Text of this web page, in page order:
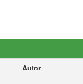
Autor